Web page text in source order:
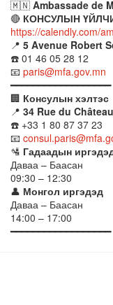
🇲🇳 Ambassade de
🔴 КОНСУЛЫН
https://calendly.com/
📍 5 Avenue Robert
☎️ 01 46 05 28 12
📧 paris@mfa.gov.mn
━━━━━━━━━━━━━━━━━━
🏢 Консулын хэлтэс
📍 34 Rue du
☎️ +33 1 80 87 37 23
📧
🛂 Гадаадын
Даваа – Баасан
09:30 – 12:30
👤 Монгол иргэдэд
Даваа – Баасан
14:00 – 17:00
━━━━━━━━━━━━━━━━━━